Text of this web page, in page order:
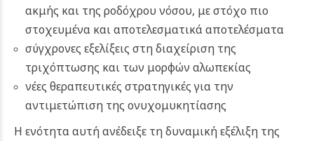
ακμής και της ροδόχρου νόσου, με στόχο πιο
στοχευμένα και αποτελεσματικά αποτελέσματα
σύγχρονες εξελίξεις στη διαχείριση της
τριχόπτωσης και των μορφών αλωπεκίας
νέες θεραπευτικές στρατηγικές για την
αντιμετώπιση της ονυχομυκητίασης
Η ενότητα αυτή ανέδειξε τη δυναμική εξέλιξη της